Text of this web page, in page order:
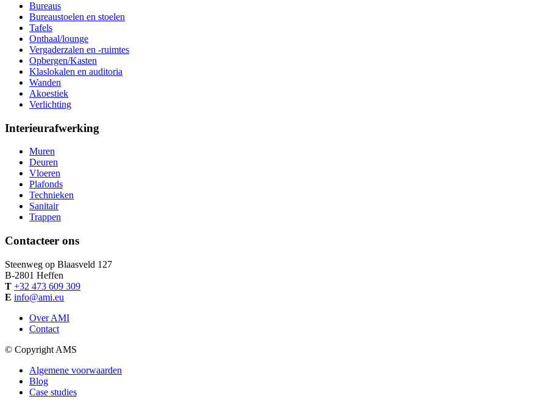
Bureaus
Bureaustoelen en stoelen
Tafels
Onthaal/lounge
Vergaderzalen en -ruimtes
Opbergen/Kasten
Klaslokalen en auditoria
Wanden
Akoestiek
Verlichting
Interieurafwerking
Muren
Deuren
Vloeren
Plafonds
Technieken
Sanitair
Trappen
Contacteer ons
Steenweg op Blaasveld 127
B-2801 Heffen
T +32 473 609 309
E info@ami.eu
Over AMI
Contact
© Copyright AMS
Algemene voorwaarden
Blog
Case studies